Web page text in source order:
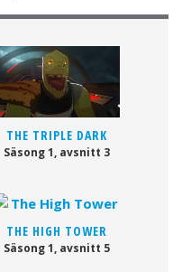
THE TRIPLE DARK
Säsong 1, avsnitt 3
THE HIGH TOWER
Säsong 1, avsnitt 5